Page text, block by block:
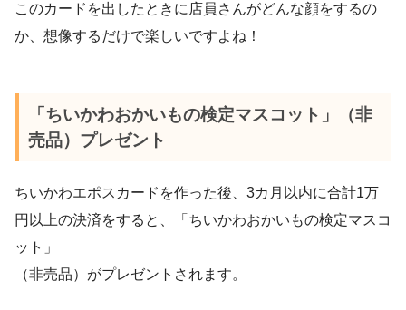
このカードを出したときに店員さんがどんな顔をするの
か、想像するだけで楽しいですよね！
「ちいかわおかいもの検定マスコット」（非
売品）プレゼント
ちいかわエポスカードを作った後、3カ月以内に合計1万
円以上の決済をすると、「ちいかわおかいもの検定マスコ
ット」
（非売品）がプレゼントされます。